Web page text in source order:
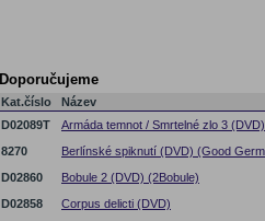
Doporučujeme
Kat.číslo
Název
D02089T
Armáda temnot / Smrtelné zlo 3
8270
Berlínské spiknutí (DVD) (Good
D02860
Bobule 2 (DVD) (2Bobule)
D02858
Corpus delicti (DVD)